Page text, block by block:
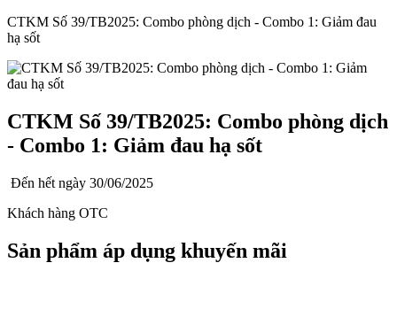
CTKM Số 39/TB2025: Combo phòng dịch - Combo 1: Giảm đau
hạ sốt
CTKM Số 39/TB2025: Combo phòng dịch
- Combo 1: Giảm đau hạ sốt
Đến hết ngày 30/06/2025
Khách hàng OTC
Sản phẩm áp dụng khuyến mãi